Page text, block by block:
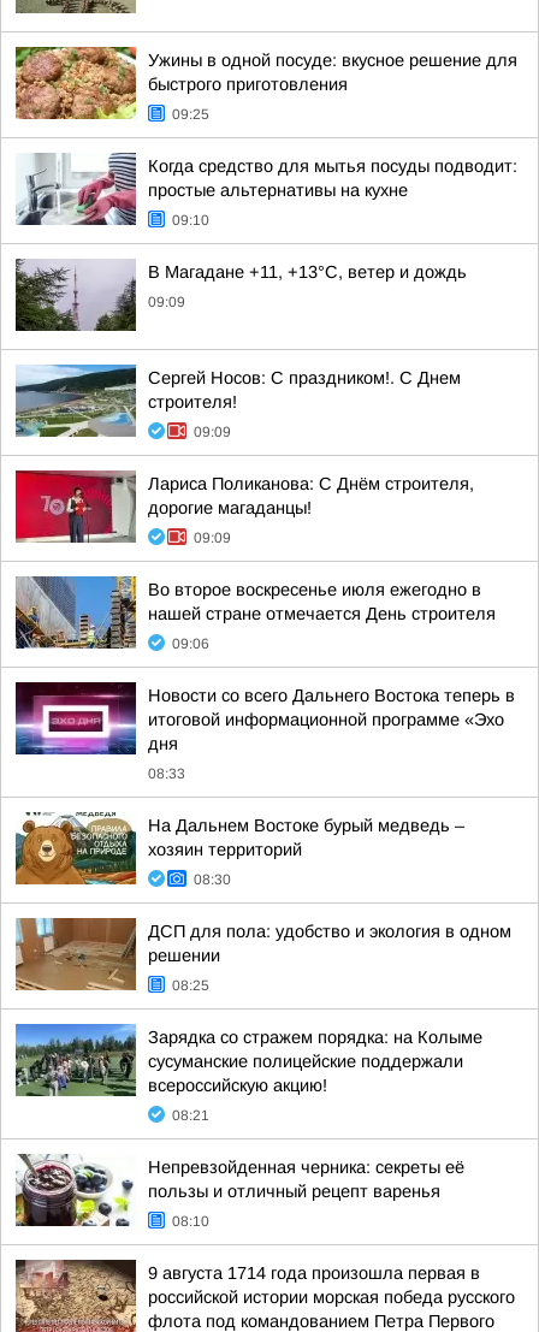
Ужины в одной посуде: вкусное решение для
быстрого приготовления
09:25
Когда средство для мытья посуды подводит:
простые альтернативы на кухне
09:10
В Магадане +11, +13°C, ветер и дождь
09:09
Сергей Носов: С праздником!. С Днем
строителя!
09:09
Лариса Поликанова: С Днём строителя,
дорогие магаданцы!
09:09
Во второе воскресенье июля ежегодно в
нашей стране отмечается День строителя
09:06
Новости со всего Дальнего Востока теперь в
итоговой информационной программе «Эхо
дня
08:33
На Дальнем Востоке бурый медведь –
хозяин территорий
08:30
ДСП для пола: удобство и экология в одном
решении
08:25
Зарядка со стражем порядка: на Колыме
сусуманские полицейские поддержали
всероссийскую акцию!
08:21
Непревзойденная черника: секреты её
пользы и отличный рецепт варенья
08:10
9 августа 1714 года произошла первая в
российской истории морская победа русского
флота под командованием Петра Первого